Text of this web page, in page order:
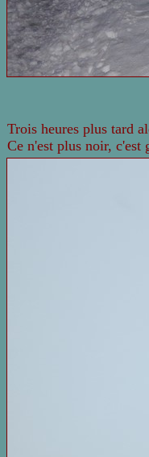
Trois heures plus tard
Ce n'est plus noir,